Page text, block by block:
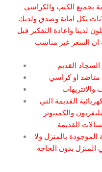
بجميع الكنب والكراسي
بكل امانة وصدق ولديك
لدينا واعادة التفكير قبل
القديمة التي
والكمبيوتر
الموجودة بالمنزل ولا
بدون الحاجة